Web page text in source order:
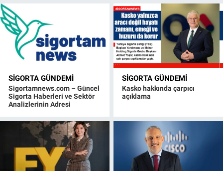
SIGORTA GÜNDEMI
Sigortamnews.com – Güncel
Sigorta Haberleri ve Sektör
Analizlerinin Adresi
SIGORTA GÜNDEMI
Kasko hakkında çarpıcı
açıklama